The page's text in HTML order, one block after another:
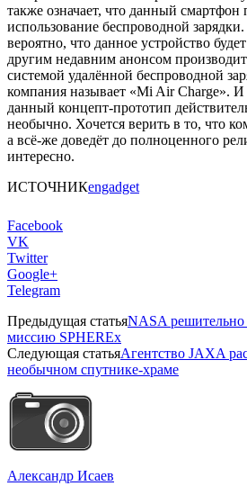
также означает, что данный смартфон
использование беспроводной
вероятно, что данное устройство
другим недавним анонсом
системой удалённой беспроводной
компания называет «Mi Air Charge».
данный концепт-прототип
необычно. Хочется верить в то, что
а всё-же доведёт до полноценного
интересно.
ИСТОЧНИКengadget
Facebook
VK
Twitter
Google+
Telegram
Предыдущая статьяNASA решительно
миссию SPHEREx
Следующая статьяАгентство JAXA
необычном спутнике-храме
Александр Исаев